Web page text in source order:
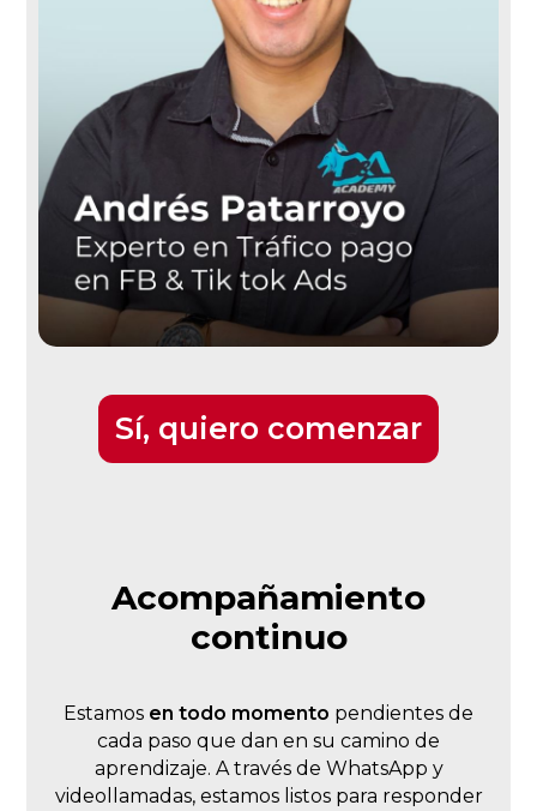
Sí, quiero comenzar
Acompañamiento
continuo
Estamos en todo momento pendientes de
cada paso que dan en su camino de
aprendizaje. A través de WhatsApp y
videollamadas, estamos listos para responder